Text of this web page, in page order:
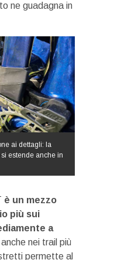
ne guadagna in
ai dettagli: la
estende anche in
è un mezzo
più sui
a
nei trail più
permette al